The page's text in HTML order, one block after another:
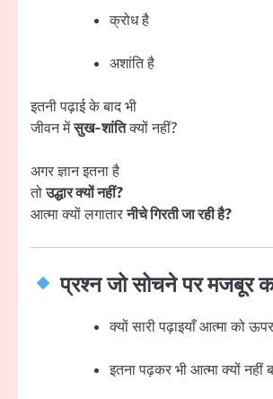
क्रोध है
अशांति है
इतनी पढ़ाई के बाद भी
जीवन मेंसुख-शांतिक्यों नहीं?
अगर ज्ञान इतना है
तोउद्धार क्यों नहीं?
आत्मा क्यों लगातारनीचे गिरती जा रही है?
प्रश्न जो सोचने पर मजबूर
क्यों सारी पढ़ाइयाँ आत्मा को
इतना पढ़कर भी आत्मा क्यों नहीं